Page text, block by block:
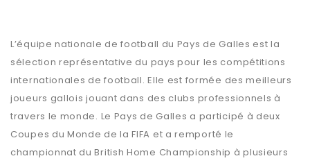
L’équipe nationale de football du Pays de Galles est la
sélection représentative du pays pour les compétitions
internationales de football. Elle est formée des meilleurs
joueurs gallois jouant dans des clubs professionnels à
travers le monde. Le Pays de Galles a participé à deux
Coupes du Monde de la FIFA et a remporté le
championnat du British Home Championship à plusieurs